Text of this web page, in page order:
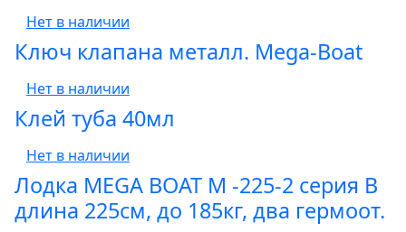
Нет в наличии
Ключ клапана металл. Mega-Boat
Нет в наличии
Клей туба 40мл
Нет в наличии
Лодка MEGA BOAT М -225-2 серия B
длина 225см, до 185кг, два гермоот.